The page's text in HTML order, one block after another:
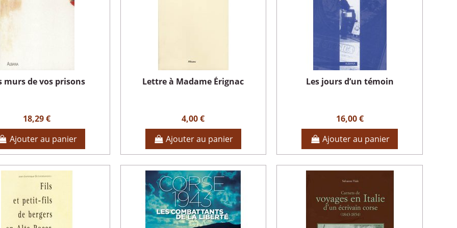
murs de vos prisons
18,29 €
Ajouter au panier
Lettre à Madame Érignac
4,00 €
Ajouter au panier
Les jours d’un témoin
16,00 €
Ajouter au panier